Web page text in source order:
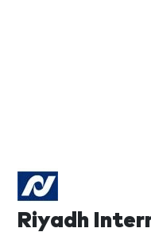
Riyadh